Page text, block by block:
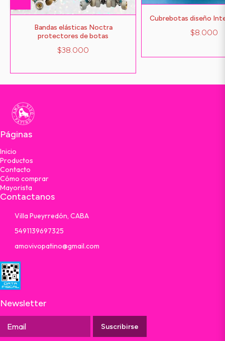
Bandas elásticas Noctra
protectores de botas
$38.000
Cubrebotas diseño
$8.000
Páginas
Inicio
Productos
Contacto
Cómo comprar
Mayorista
Contactanos
Villa Pueyrredón, CABA
5491139697325
amovivopatino@gmail.com
Newsletter
Suscribirse